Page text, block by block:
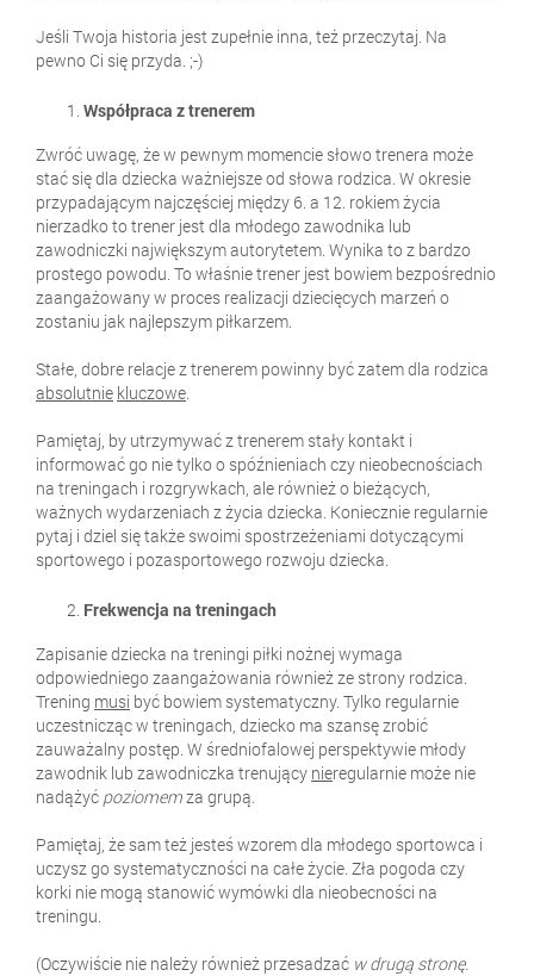
Jeśli Twoja historia jest zupełnie inna, też przeczytaj. Na
pewno Ci się przyda. ;-)
Współpraca z trenerem
Zwróć uwagę, że w pewnym momencie słowo trenera może
stać się dla dziecka ważniejsze od słowa rodzica. W okresie
przypadającym najczęściej między 6. a 12. rokiem życia
nierzadko to trener jest dla młodego zawodnika lub
zawodniczki największym autorytetem. Wynika to z bardzo
prostego powodu. To właśnie trener jest bowiem bezpośrednio
zaangażowany w proces realizacji dziecięcych marzeń o
zostaniu jak najlepszym piłkarzem.
Stałe, dobre relacje z trenerem powinny być zatem dla rodzica
absolutnie kluczowe.
Pamiętaj, by utrzymywać z trenerem stały kontakt i
informować go nie tylko o spóźnieniach czy nieobecnościach
na treningach i rozgrywkach, ale również o bieżących,
ważnych wydarzeniach z życia dziecka. Koniecznie regularnie
pytaj i dziel się także swoimi spostrzeżeniami dotyczącymi
sportowego i pozasportowego rozwoju dziecka.
Frekwencja na treningach
Zapisanie dziecka na treningi piłki nożnej wymaga
odpowiedniego zaangażowania również ze strony rodzica.
Trening musi być bowiem systematyczny. Tylko regularnie
uczestnicząc w treningach, dziecko ma szansę zrobić
zauważalny postęp. W średniofalowej perspektywie młody
zawodnik lub zawodniczka trenujący nieregularnie może nie
nadążyć poziomemza grupą.
Pamiętaj, że sam też jesteś wzorem dla młodego sportowca i
uczysz go systematyczności na całe życie. Zła pogoda czy
korki nie mogą stanowić wymówki dla nieobecności na
treningu.
(Oczywiście nie należy również przesadzać w drugą stronę.